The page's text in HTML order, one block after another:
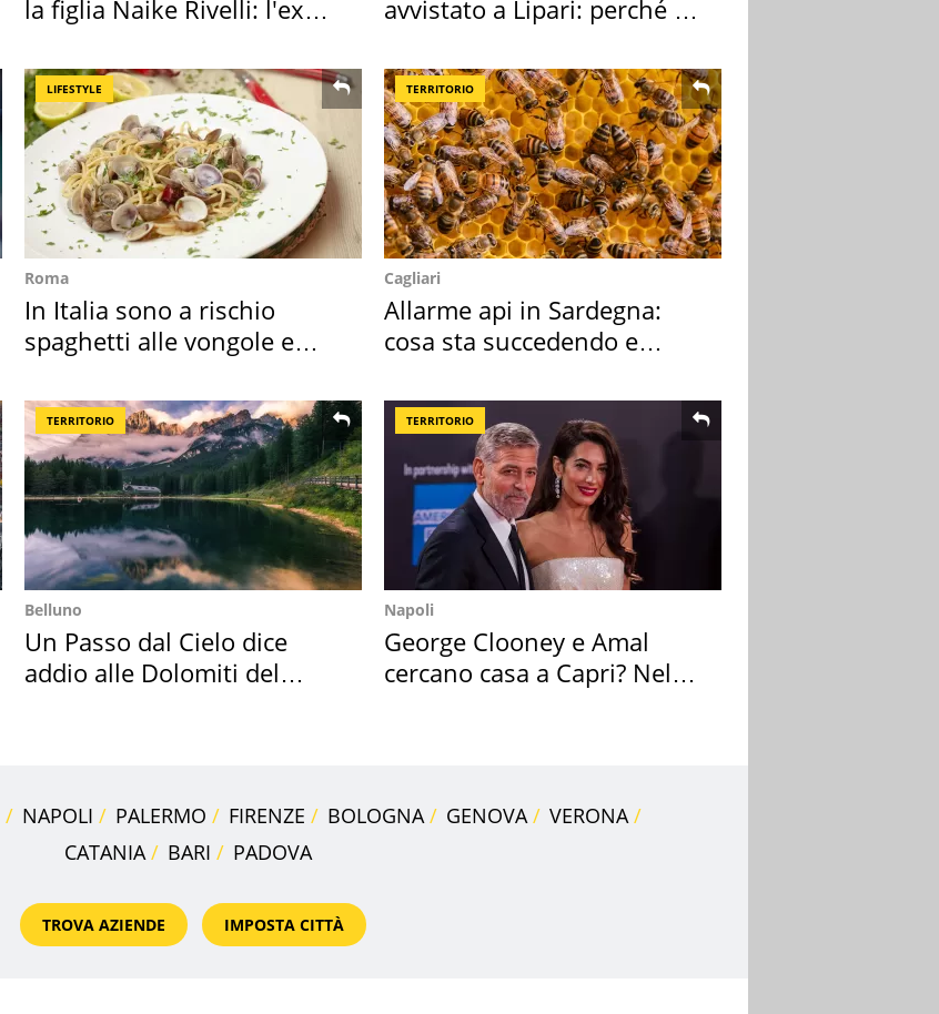
la figlia Naike Rivelli: l'ex
avvistato a Lipari: perché è
LIFESTYLE
Roma
In Italia sono a rischio
spaghetti alle vongole e
TERRITORIO
Cagliari
Allarme api in Sardegna:
cosa sta succedendo e
TERRITORIO
Belluno
Un Passo dal Cielo dice
addio alle Dolomiti del
TERRITORIO
Napoli
George Clooney e Amal
cercano casa a Capri? Nel
NAPOLI PALERMO FIRENZE BOLOGNA GENOVA
VERONA
CATANIA
BARI PADOVA
TROVA AZIENDE IMPOSTA CITTÀ